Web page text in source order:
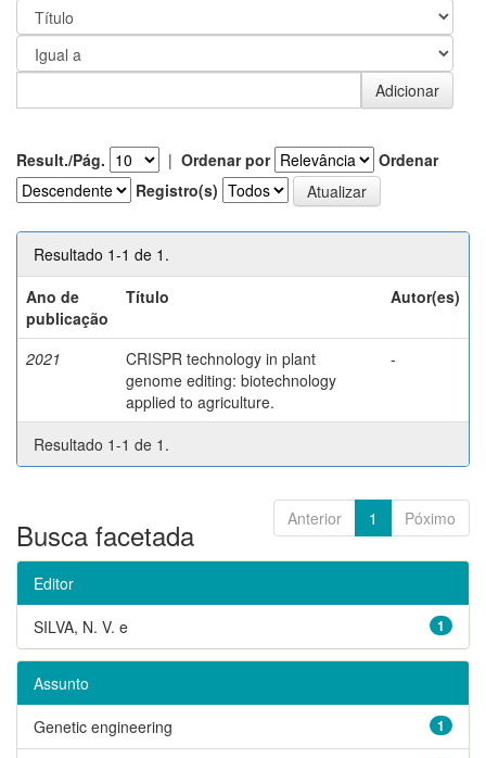
Result./Pág. | Ordenar por
Ordenar
Registro(s)
Resultado 1-1 de 1.
Ano de
publicação
Título Autor(es)
2021
CRISPR technology in plant
genome editing: biotechnology
applied to agriculture.
-
Resultado 1-1 de 1.
Anterior 1 Póximo
Busca facetada
Editor
1
SILVA, N. V. e
Assunto
1
Genetic engineering